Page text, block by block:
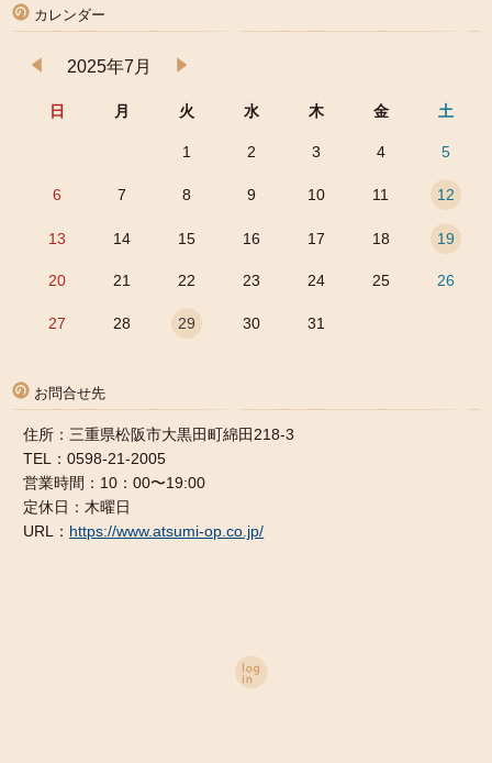
カレンダー
2025年7月
日 月 火 水 木 金 土
1 2 3 4 5
6 7 8 9 10 11 12
13 14 15 16 17 18 19
20 21 22 23 24 25 26
27 28 29 30 31
お問合せ先
住所：三重県松阪市大黒田町綿田218-3
TEL：0598-21-2005
営業時間：10：00〜19:00
定休日：木曜日
URL： https://www.atsumi-op.co.jp/